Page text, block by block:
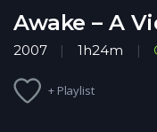
Awake – A
2007 1h24m
+ Playlist